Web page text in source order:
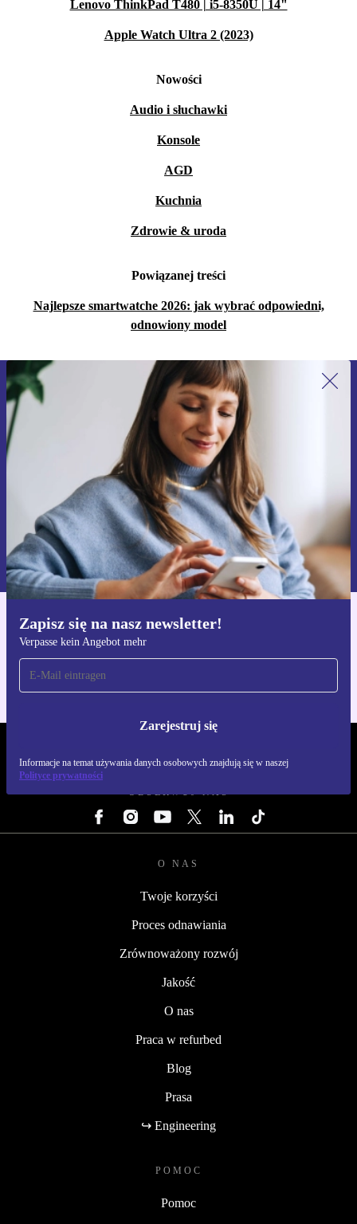
Lenovo ThinkPad T480 | i5-8350U | 14"
Apple Watch Ultra 2 (2023)
Nowości
Audio i słuchawki
Konsole
AGD
Kuchnia
Zdrowie & uroda
Powiązanej treści
Najlepsze smartwatche 2026: jak wybrać odpowiedni,
odnowiony model
Zapisz się na nasz newsletter!
Verpasse kein Angebot mehr
Zarejestruj się
Informacje na temat używania danych osobowych znajdują się w naszej
Polityce prywatności
Zapisz się na nasz newsletter!
Nie przegap żadnej oferty.
Zarejestruj się
Informacje na temat używania danych osobowych znajdują się w
naszej
Polityce prywatności
Pobierz aplikację refurbed
Dla iOS i Android
OBSERWUJ NAS
O NAS
Twoje korzyści
Proces odnawiania
Zrównoważony rozwój
Jakość
O nas
Praca w refurbed
Blog
Prasa
↪ Engineering
POMOC
Pomoc